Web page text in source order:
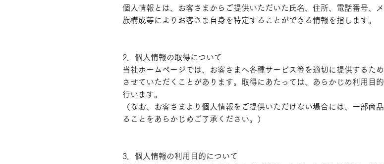
個人情報とは、お客さまからご提供いただいた氏名、住所、電話番号、
族構成等によりお客さま自身を特定することができる情報を指します。
2．個人情報の取得について
当社ホームページでは、お客さまへ各種サービス等を適切に提供するた
させていただくことがあります。取得にあたっては、あらかじめ利用目
行います。
（なお、お客さまより個人情報をご提供いただけない場合には、一部商
ることをあらかじめご了承ください。）
3．個人情報の利用目的について